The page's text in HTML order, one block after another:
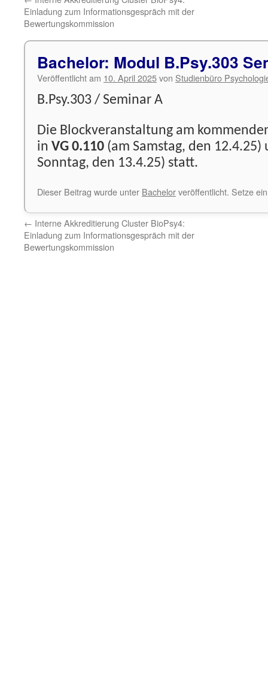
Einladung zum Informationsgespräch mit der
Bewertungskommission
Bachelor: Modul B.Psy.303
Veröffentlicht am 10. April 2025von Studienbüro
B.Psy.303 / Seminar A
Die Blockveranstaltung am
in VG 0.110 (am Samstag, den
Sonntag, den 13.4.25) statt.
Dieser Beitrag wurde unter Bachelorveröffentlicht. Setze
← Interne Akkreditierung Cluster BioPsy4:
Einladung zum Informationsgespräch mit der
Bewertungskommission